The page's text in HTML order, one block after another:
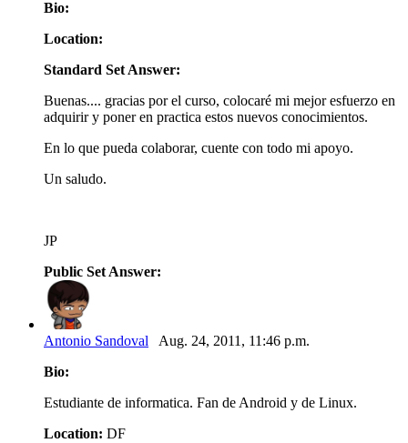
Bio:
Location:
Standard Set Answer:
Buenas.... gracias por el curso, colocaré mi mejor esfuerzo en
adquirir y poner en practica estos nuevos conocimientos.
En lo que pueda colaborar, cuente con todo mi apoyo.
Un saludo.
JP
Public Set Answer:
Antonio Sandoval Aug. 24, 2011, 11:46 p.m.
Bio:
Estudiante de informatica. Fan de Android y de Linux.
Location: DF